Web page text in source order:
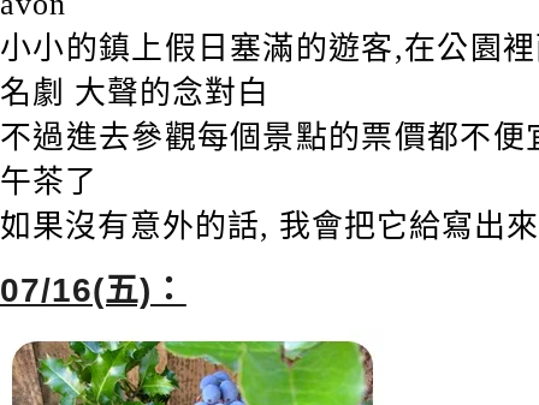
小小的鎮上假日塞滿的遊客,在公園
名劇 大聲的念對白
不過進去參觀每個景點的票價都不
午茶了
如果沒有意外的話, 我會把它給寫出
07/16(五)：